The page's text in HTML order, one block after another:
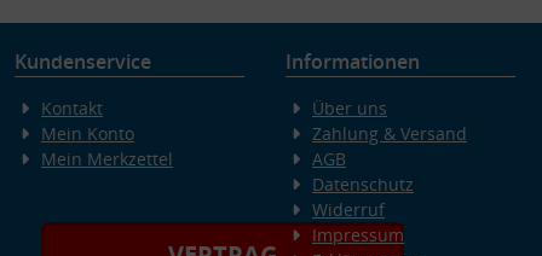
Kundenservice
Kontakt
Mein Konto
Mein Merkzettel
Informationen
Über uns
Zahlung & Versand
AGB
Datenschutz
Widerruf
Impressum